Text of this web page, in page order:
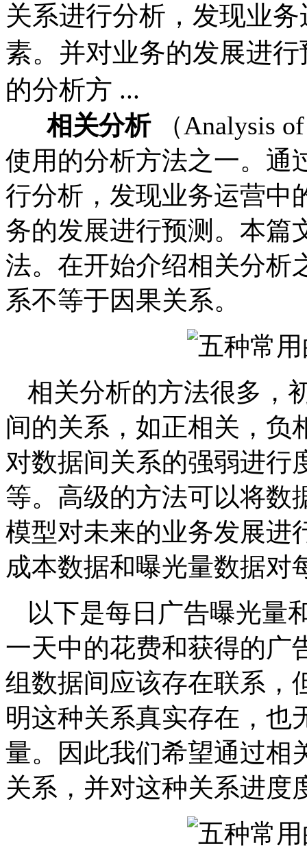
关系进行分析，发现业
素。并对业务的发展进
的分析方 ...
相关分析（Analysis
使用的分析方法之一。通
行分析，发现业务运营中
务的发展进行预测。本篇
法。在开始介绍相关分析
系不等于因果关系。
相关分析的方法很多，
间的关系，如正相关，负
对数据间关系的强弱进行
等。高级的方法可以将数
模型对未来的业务发展进
成本数据和曝光量数据对
以下是每日广告曝光量
一天中的花费和获得的广
组数据间应该存在联系，
明这种关系真实存在，也
量。因此我们希望通过相
关系，并对这种关系进度